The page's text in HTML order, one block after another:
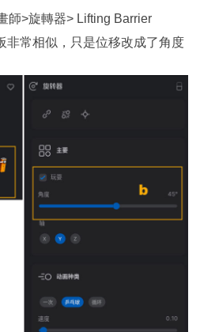
師>旋轉器> Lifting Barrier
非常相似，只是位移改成了角度